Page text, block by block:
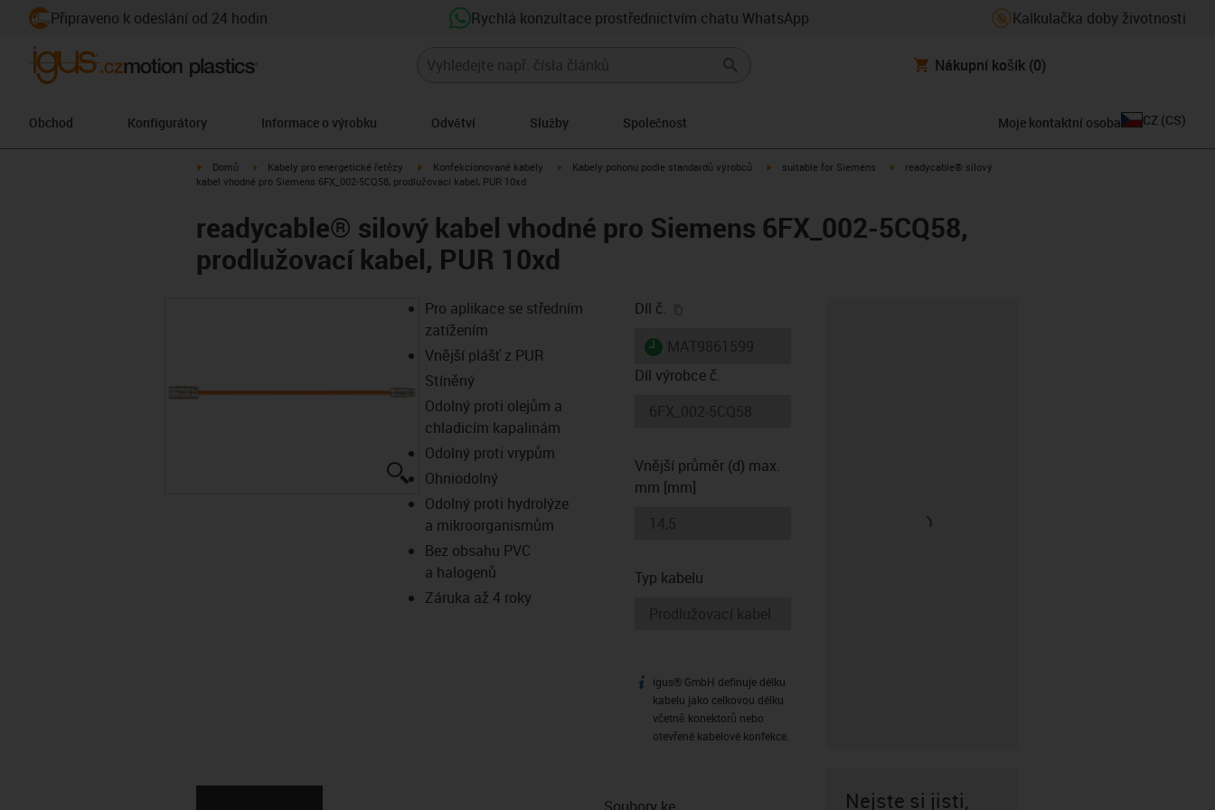
Připraveno k odeslání od 24 hodin Rychlá konzultace prostřednictvím chatu WhatsApp Kalkulačka doby životnosti
Nákupní košík (0)
Obchod Konfigurátory Informace o výrobku Odvětví Služby Společnost Moje kontaktní osoba CZ (CS)
igus-icon-arrow-right
Domů igus-icon-arrow-right
Kabely pro energetické řetězy igus-icon-arrow-right
Konfekcionované kabely igus-icon-arrow-right
Kabely pohonu podle standardů výrobců igus-icon-arrow-right
suitable for Siemens igus-icon-arrow-right
readycable® silový
kabel vhodné pro Siemens 6FX_002-5CQ58, prodlužovací kabel, PUR 10xd
readycable® silový kabel vhodné pro Siemens 6FX_002-5CQ58,
prodlužovací kabel, PUR 10xd
igus-icon-lupe
Pro aplikace se středním
zatížením
Vnější plášť z PUR
Stíněný
Odolný proti olejům a
chladicím kapalinám
Odolný proti vrypům
Ohniodolný
Odolný proti hydrolýze
a mikroorganismům
Bez obsahu PVC
a halogenů
Záruka až 4 roky
Díl č.
igus-icon-lieferzeit
Díl výrobce č.
Vnější průměr (d) max.
mm [mm]
Typ kabelu
igus-icon-info
igus® GmbH definuje délku
kabelu jako celkovou délku
včetně konektorů nebo
otevřené kabelové konfekce.
Soubory ke
Nejste si jisti,